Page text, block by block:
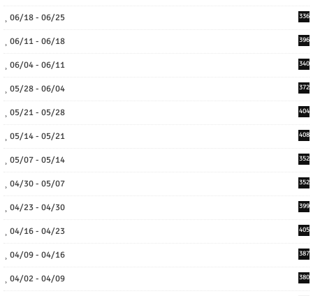
06/18 - 06/25 336
06/11 - 06/18 396
06/04 - 06/11 340
05/28 - 06/04 372
05/21 - 05/28 404
05/14 - 05/21 408
05/07 - 05/14 352
04/30 - 05/07 352
04/23 - 04/30 399
04/16 - 04/23 405
04/09 - 04/16 387
04/02 - 04/09 380